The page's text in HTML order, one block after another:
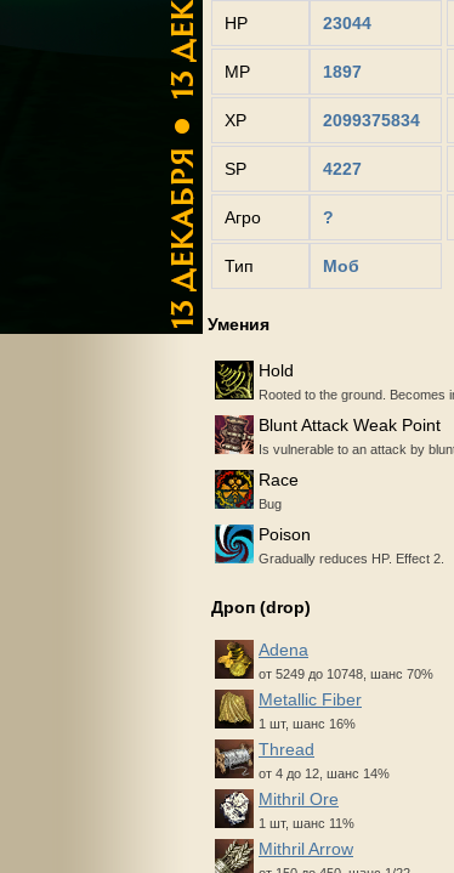
HP 23044
MP 1897
XP 2099375834
SP 4227
Агро ?
Тип Моб
Умения
Hold
Rooted to the ground. Becomes
Blunt Attack Weak Point
Is vulnerable to an attack by
Race
Bug
Poison
Gradually reduces HP. Effect 2.
Дроп (drop)
Adena
от 5249 до 10748, шанс 70%
Metallic Fiber
1 шт, шанс 16%
Thread
от 4 до 12, шанс 14%
Mithril Ore
1 шт, шанс 11%
Mithril Arrow